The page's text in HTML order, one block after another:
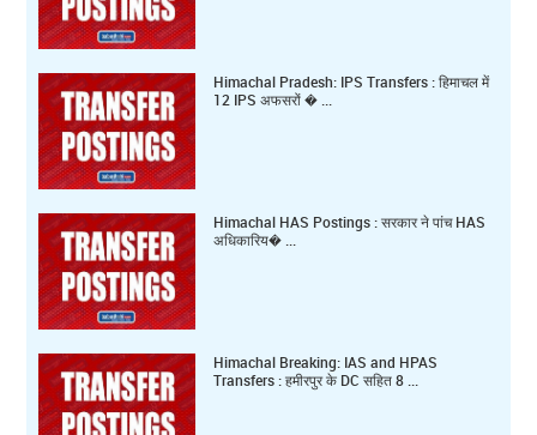
Himachal Pradesh: IPS Transfers : हिमाचल में
12 IPS अफसरों � ...
Himachal HAS Postings : सरकार ने पांच HAS
अधिकारिय� ...
Himachal Breaking: IAS and HPAS
Transfers : हमीरपुर के DC सहित 8 ...